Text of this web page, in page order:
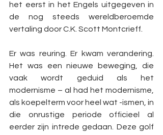
het eerst in het Engels uitgegeven in
de nog steeds wereldberoemde
vertaling door C.K. Scott Montcrieff.
Er was reuring. Er kwam verandering.
Het was een nieuwe beweging, die
vaak wordt geduid als het
modernisme – al had het modernisme,
als koepelterm voor heel wat -ismen, in
die onrustige periode officieel al
eerder zijn intrede gedaan. Deze golf